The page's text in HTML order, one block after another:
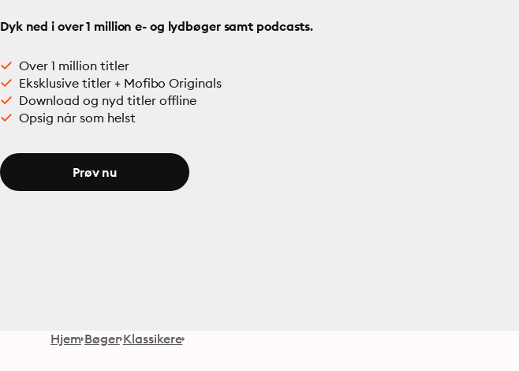
Dyk ned i over 1 million e- og lydbøger samt podcasts.
Over 1 million titler
Eksklusive titler + Mofibo Originals
Download og nyd titler offline
Opsig når som helst
Prøv nu
Hjem Bøger Klassikere